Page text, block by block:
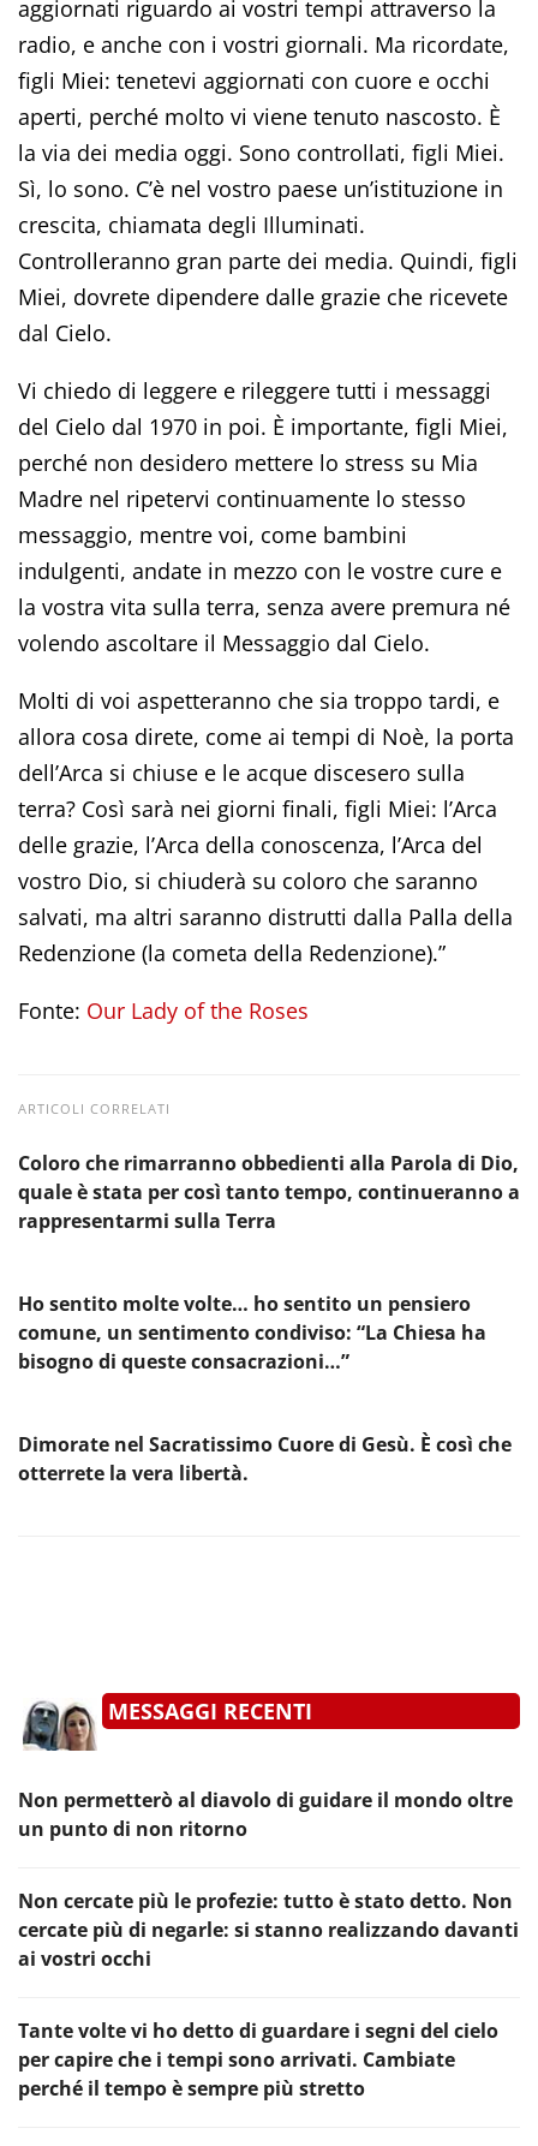
aggiornati riguardo ai vostri tempi attraverso la
radio, e anche con i vostri giornali. Ma ricordate,
figli Miei: tenetevi aggiornati con cuore e occhi
aperti, perché molto vi viene tenuto nascosto. È
la via dei media oggi. Sono controllati, figli Miei.
Sì, lo sono. C’è nel vostro paese un’istituzione in
crescita, chiamata degli Illuminati.
Controlleranno gran parte dei media. Quindi, figli
Miei, dovrete dipendere dalle grazie che ricevete
dal Cielo.
Vi chiedo di leggere e rileggere tutti i messaggi
del Cielo dal 1970 in poi. È importante, figli Miei,
perché non desidero mettere lo stress su Mia
Madre nel ripetervi continuamente lo stesso
messaggio, mentre voi, come bambini
indulgenti, andate in mezzo con le vostre cure e
la vostra vita sulla terra, senza avere premura né
volendo ascoltare il Messaggio dal Cielo.
Molti di voi aspetteranno che sia troppo tardi, e
allora cosa direte, come ai tempi di Noè, la porta
dell’Arca si chiuse e le acque discesero sulla
terra? Così sarà nei giorni finali, figli Miei: l’Arca
delle grazie, l’Arca della conoscenza, l’Arca del
vostro Dio, si chiuderà su coloro che saranno
salvati, ma altri saranno distrutti dalla Palla della
Redenzione (la cometa della Redenzione).”
Fonte: Our Lady of the Roses
ARTICOLI CORRELATI
Coloro che rimarranno obbedienti alla Parola di Dio,
quale è stata per così tanto tempo, continueranno a
rappresentarmi sulla Terra
Ho sentito molte volte… ho sentito un pensiero
comune, un sentimento condiviso: “La Chiesa ha
bisogno di queste consacrazioni…”
Dimorate nel Sacratissimo Cuore di Gesù. È così che
otterrete la vera libertà.
MESSAGGI RECENTI
Non permetterò al diavolo di guidare il mondo oltre
un punto di non ritorno
Non cercate più le profezie: tutto è stato detto. Non
cercate più di negarle: si stanno realizzando davanti
ai vostri occhi
Tante volte vi ho detto di guardare i segni del cielo
per capire che i tempi sono arrivati. Cambiate
perché il tempo è sempre più stretto